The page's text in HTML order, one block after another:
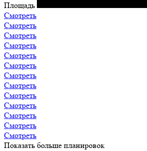
Площадь
Смотреть
Смотреть
Смотреть
Смотреть
Смотреть
Смотреть
Смотреть
Смотреть
Смотреть
Смотреть
Смотреть
Смотреть
Смотреть
Показать больше планировок